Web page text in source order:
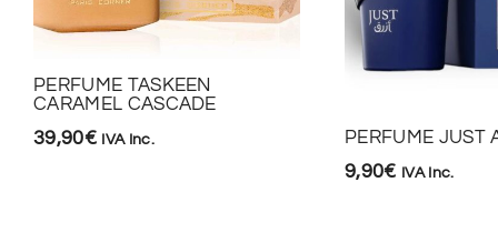
PERFUME TASKEEN
CARAMEL CASCADE
39,90€ IVA Inc. PERFUME JUST
9,90€ IVA Inc.